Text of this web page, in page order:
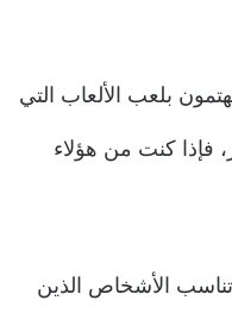
بلعب الألعاب التي
فإذا كنت من هؤلاء
الأشخاص الذين